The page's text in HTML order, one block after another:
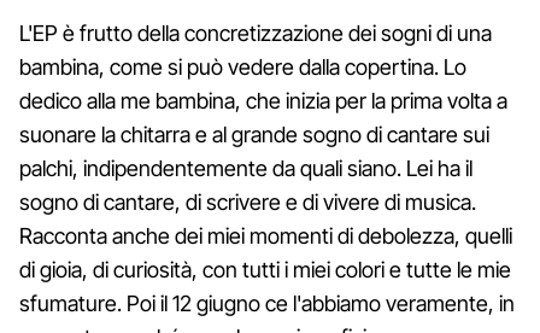
L'EP è frutto della concretizzazione dei sogni di una
bambina, come si può vedere dalla copertina. Lo
dedico alla me bambina, che inizia per la prima volta a
suonare la chitarra e al grande sogno di cantare sui
palchi, indipendentemente da quali siano. Lei ha il
sogno di cantare, di scrivere e di vivere di musica.
Racconta anche dei miei momenti di debolezza, quelli
di gioia, di curiosità, con tutti i miei colori e tutte le mie
sfumature. Poi il 12 giugno ce l'abbiamo veramente, in